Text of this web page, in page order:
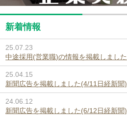
新着情報
25.07.23
中途採用(営業職)の情報を掲載しました
25.04.15
新聞広告を掲載しました(4/11日経新聞)
24.06.12
新聞広告を掲載しました(6/12日経新聞)